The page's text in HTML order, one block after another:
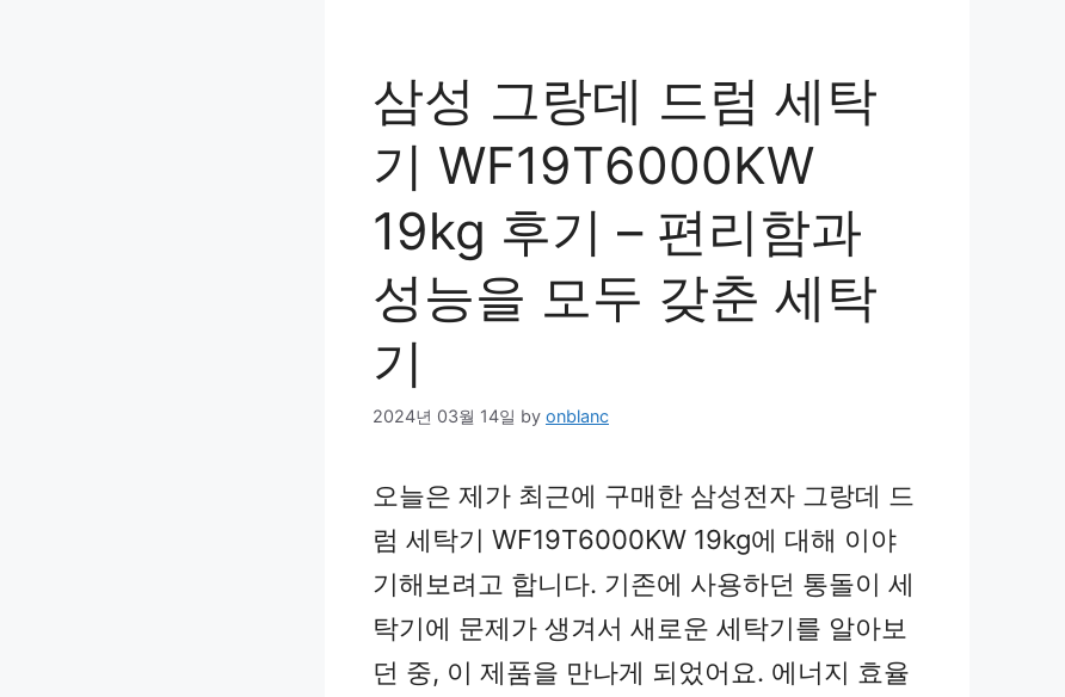
삼성 그랑데 드럼 세탁
기 WF19T6000KW
19kg 후기 – 편리함과
성능을 모두 갖춘 세탁
기
2024년 03월 14일 by onblanc
오늘은 제가 최근에 구매한 삼성전자 그랑데 드
럼 세탁기 WF19T6000KW 19kg에 대해 이야
기해보려고 합니다. 기존에 사용하던 통돌이 세
탁기에 문제가 생겨서 새로운 세탁기를 알아보
던 중, 이 제품을 만나게 되었어요. 에너지 효율